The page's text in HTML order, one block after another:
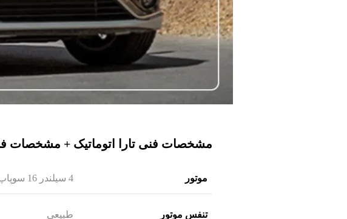
مشخصات فنی تارا اتوماتیک + مشخصات
موتور 4 سیلندر 16 سوپاپ
تنفس موتور طبیعی